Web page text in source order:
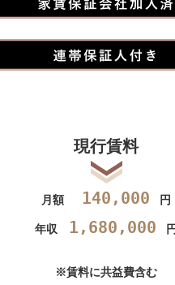
現行賃料
月額 140 ,000 円
年収 1,680,000 円
※賃料に共益費含む